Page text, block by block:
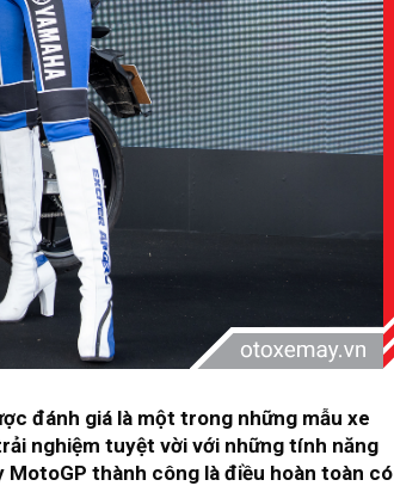
đánh giá là một trong những mẫu xe
nghiệm tuyệt vời với những tính năng
thành công là điều hoàn toàn có